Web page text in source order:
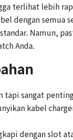
terlihat lebih
dengan semua
Namun,
Anda.
tapi sangat
kabel
dengan slot